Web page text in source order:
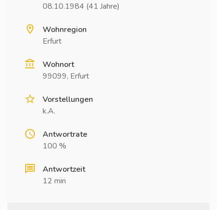
08.10.1984 (41 Jahre)
Wohnregion
Erfurt
Wohnort
99099, Erfurt
Vorstellungen
k.A.
Antwortrate
100 %
Antwortzeit
12 min